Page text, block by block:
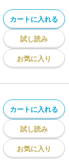
カートに入れる
試し読み
お気に入り
カートに入れる
試し読み
お気に入り